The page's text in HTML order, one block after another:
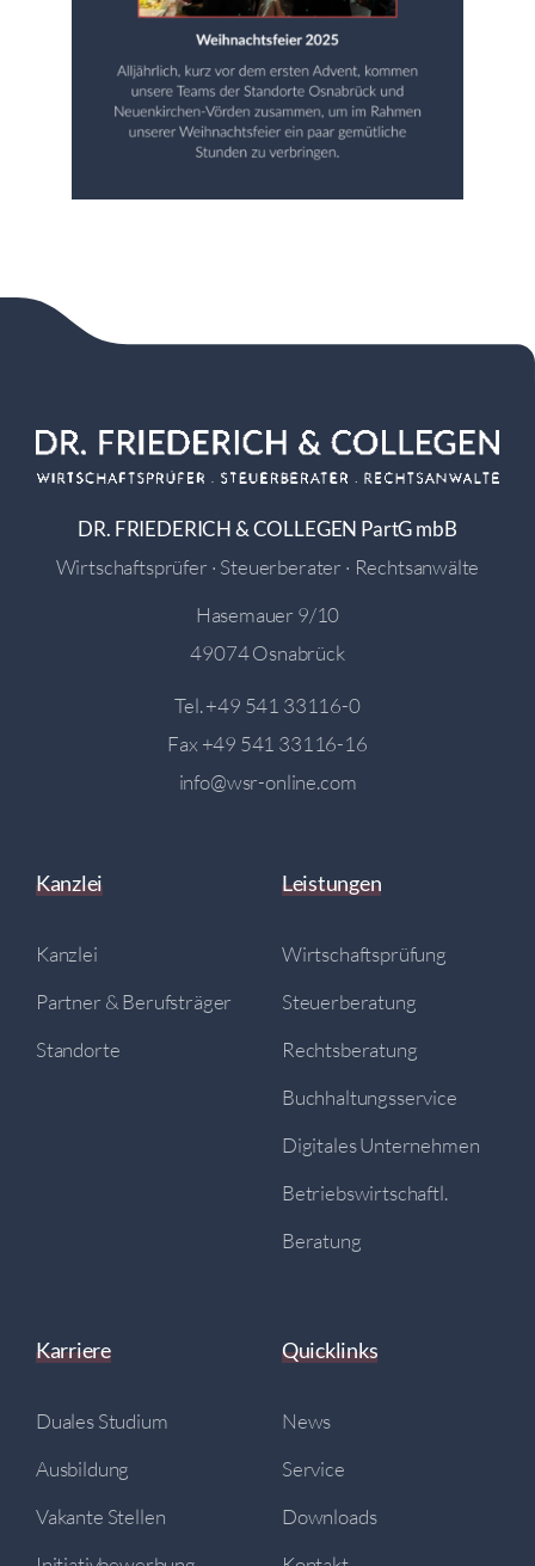
DR. FRIEDERICH & COLLEGEN PartG mbB
Wirtschaftsprüfer · Steuerberater · Rechtsanwälte
Hasemauer 9/10
49074 Osnabrück
Tel.+49 541 33116-0
Fax +49 541 33116-16
info@wsr-online.com
Kanzlei
Kanzlei
Partner & Berufsträger
Standorte
Leistungen
Wirtschaftsprüfung
Steuerberatung
Rechtsberatung
Buchhaltungsservice
Digitales Unternehmen
Betriebswirtschaftl.
Beratung
Karriere
Duales Studium
Ausbildung
Vakante Stellen
Quicklinks
News
Service
Downloads